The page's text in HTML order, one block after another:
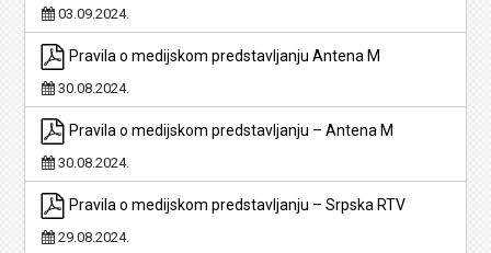
03.09.2024.
Pravila o medijskom predstavljanju Antena M
30.08.2024.
Pravila o medijskom predstavljanju – Antena M
30.08.2024.
Pravila o medijskom predstavljanju – Srpska RTV
29.08.2024.